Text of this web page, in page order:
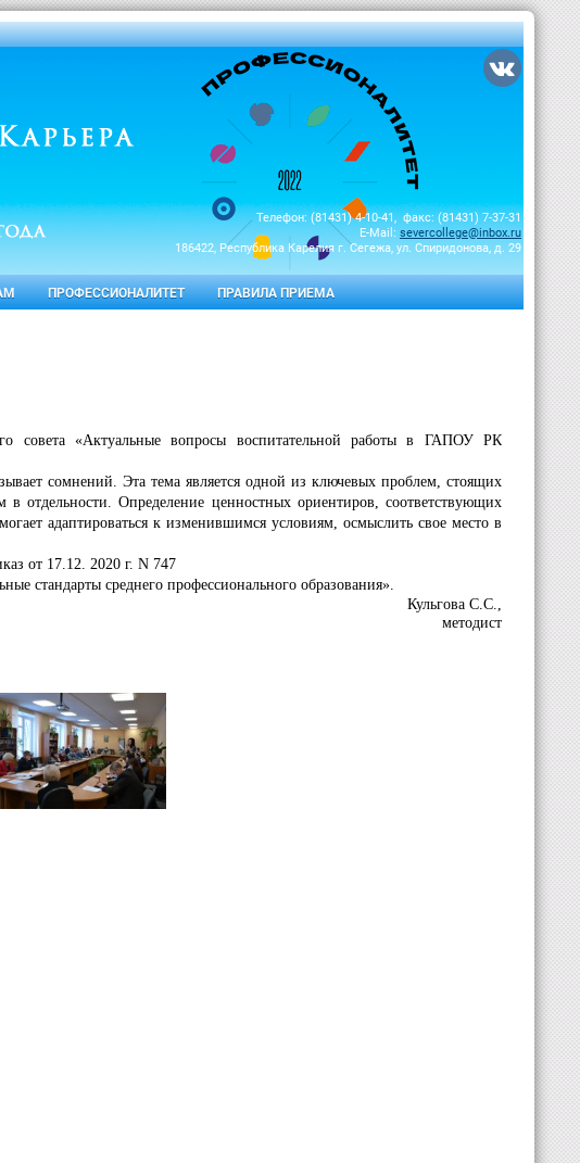
Телефон: (81431) 4-10-41, факс: (81431) 7-37-31
E-Mail: severcollege@inbox.ru
186422, Республика Карелия г. Сегежа, ул. Спиридонова, д. 29
ПРОФЕССИОНАЛИТЕТ ПРАВИЛА ПРИЕМА
совета «Актуальные вопросы воспитательной работы в ГАПОУ РК
сомнений. Эта тема является одной из ключевых проблем, стоящих
отдельности. Определение ценностных ориентиров, соответствующих
адаптироваться к изменившимся условиям, осмыслить свое место в
от 17.12. 2020 г. N 747
стандарты среднего профессионального образования».
Кульгова С.С.,
методист